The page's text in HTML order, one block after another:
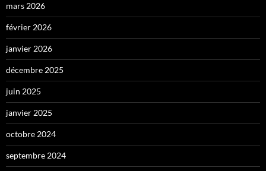
mars 2026
février 2026
janvier 2026
décembre 2025
juin 2025
janvier 2025
octobre 2024
septembre 2024